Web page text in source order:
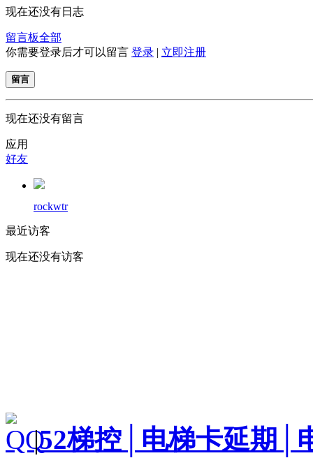
现在还没有日志
留言板全部
你需要登录后才可以留言 登录 | 立即注册
留言
现在还没有留言
应用
好友
rockwtr
最近访客
现在还没有访客
|52梯控│电梯卡延期│